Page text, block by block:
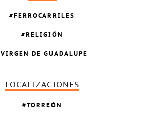
FERROCARRILES
RELIGIÓN
VIRGEN DE GUADALUPE
LOCALIZACIONES
TORREÓN